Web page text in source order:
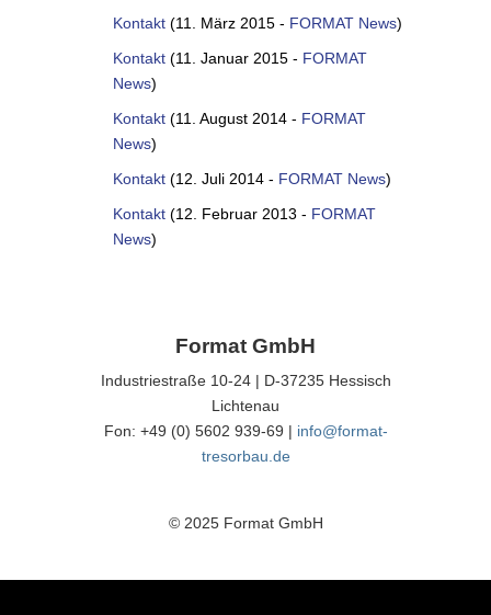
Kontakt (11. März 2015 - FORMAT News)
Kontakt (11. Januar 2015 - FORMAT
News)
Kontakt (11. August 2014 - FORMAT
News)
Kontakt (12. Juli 2014 - FORMAT News)
Kontakt (12. Februar 2013 - FORMAT
News)
Format GmbH
Industriestraße 10-24 | D-37235 Hessisch
Lichtenau
Fon: +49 (0) 5602 939-69 | info@format-
tresorbau.de
© 2025 Format GmbH